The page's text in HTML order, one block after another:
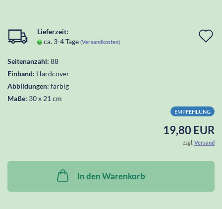
Lieferzeit:
ca. 3-4 Tage (Versandkosten)
Seitenanzahl: 88
Einband: Hardcover
Abbildungen: farbig
Maße: 30 x 21 cm
EMPFEHLUNG
19,80 EUR
zzgl. Versand
In den Warenkorb